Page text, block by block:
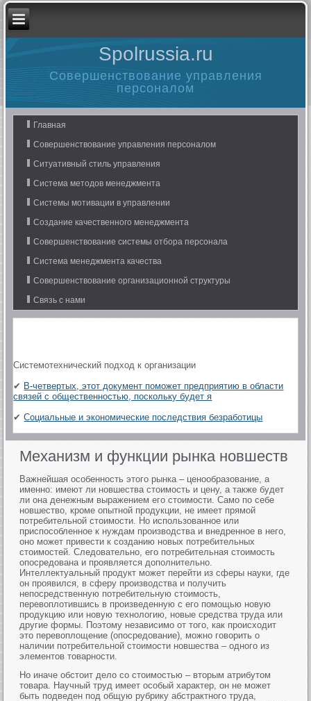
Spolrussia.ru
Совершенствование управления
персоналом
Главная
Совершенствование управления персоналом
Ситуативный стиль управления
Система методов менеджмента
Системы мотивации в управлении
Создание качественного менеджмента
Совершенствование системы отбора персонала
Система менеджмента качества
Совершенствование организационной структуры
Связь с нами
Системотехнический подход к организации
✔ В-четвертых, этот документ поможет предприятию в области
связей с общественностью, поскольку будет я
✔Социальные и экономические последствия безработицы
Механизм и функции рынка новшеств
Важнейшая особенность этого рынка – ценообразование, а
именно: имеют ли новшества стоимость и цену, а также будет
ли она денежным выражением его стоимости. Само по себе
новшество, кроме опытной продукции, не имеет прямой
потребительной стоимости. Но использованное или
приспособленное к нуждам производства и внедренное в него,
оно может привести к созданию новых потребительных
стоимостей. Следовательно, его потребительная стоимость
опосредована и проявляется дополнительно.
Интеллектуальный продукт может перейти из сферы науки, где
он проявился, в сферу производства и получить
непосредственную потребительную стоимость,
перевоплотившись в произведенную с его помощью новую
продукцию или новую технологию, новые средства труда или
другие формы. Поэтому независимо от того, как происходит
это перевоплощение (опосредование), можно говорить о
наличии потребительной стоимости новшества – одного из
элементов товарности.
Но иначе обстоит дело со стоимостью – вторым атрибутом
товара. Научный труд имеет особый характер, он не может
быть подведен под общую рубрику абстрактного труда,